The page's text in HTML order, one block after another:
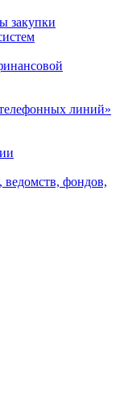
закупки
линий»
фондов,